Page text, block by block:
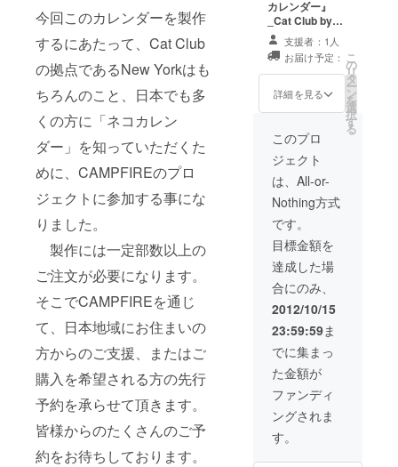
今回このカレンダーを製作
するにあたって、Cat Club
の拠点であるNew Yorkはも
ちろんのこと、日本でも多
くの方に「ネコカレン
ダー」を知っていただくた
めに、CAMPFIREのプロ
ジェクトに参加する事にな
りました。
製作には一定部数以上の
ご注文が必要になります。
そこでCAMPFIREを通じ
て、日本地域にお住まいの
方からのご支援、またはご
購入を希望される方の先行
予約を承らせて頂きます。
皆様からのたくさんのご予
約をお待ちしております。
カレンダー』
_Cat Club by
United
Bamboo 12冊
セットを完成次
第、プレゼント
いたします。
12月中旬に届く
予定です。
支援者：1人
お届け予定：
詳細を見る
こ
の
リ
タ
ー
ン
を
選
択
す
る
このプロ
ジェクト
は、All-or-
Nothing方式
です。
目標金額を
達成した場
合にのみ、
2012/10/15
23:59:59ま
でに集まっ
た金額が
ファンディ
ングされま
す。